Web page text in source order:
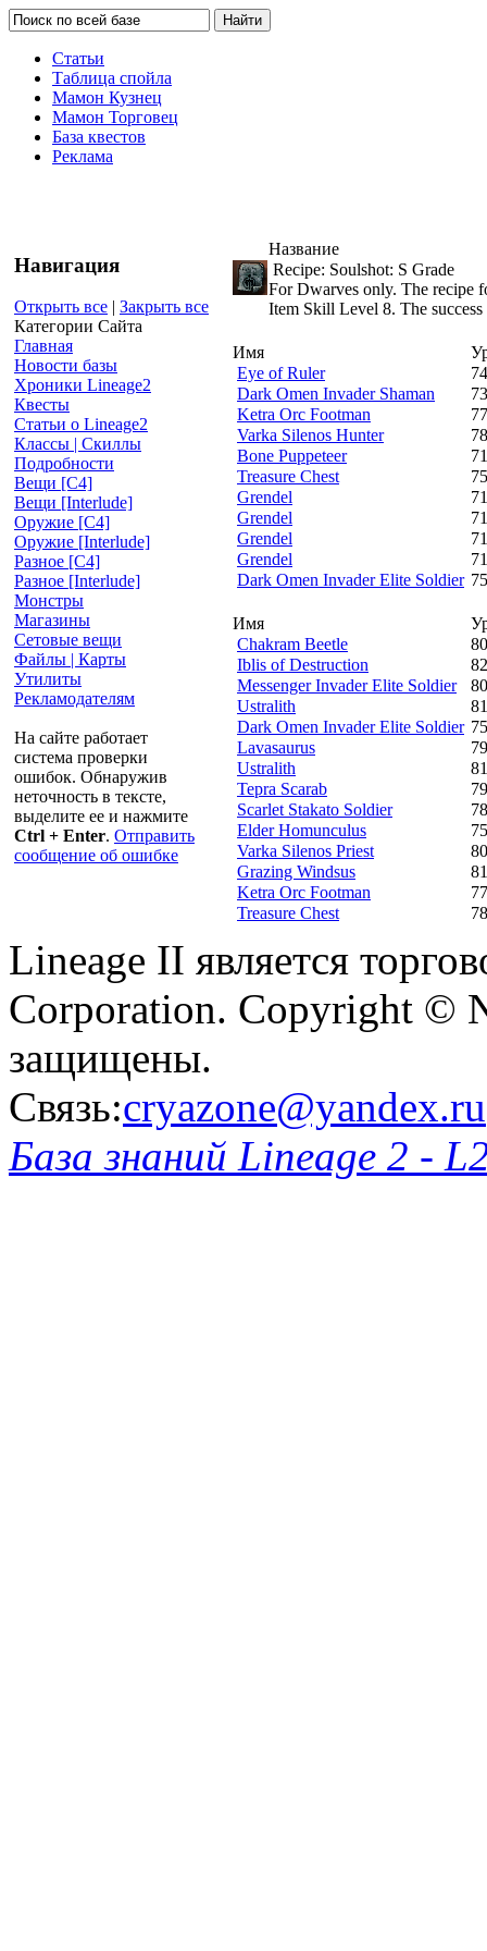
Статьи
Таблица спойла
Мамон Кузнец
Мамон Торговец
База квестов
Реклама
Навигация
Открыть все | Закрыть все
Категории Сайта
Главная
Новости базы
Хроники Lineage2
Квесты
Статьи о Lineage2
Классы | Скиллы
Подробности
Вещи [С4]
Вещи [Interlude]
Оружие [С4]
Оружие [Interlude]
Разное [C4]
Разное [Interlude]
Монстры
Магазины
Сетовые вещи
Файлы | Карты
Утилиты
Рекламодателям
На сайте работает
система проверки
ошибок. Обнаружив
неточность в тексте,
выделите ее и нажмите
Ctrl + Enter. Отправить
сообщение об ошибке
Название
Recipe: Soulshot: S Grade
For Dwarves only. The recipe
Item Skill Level 8. The success
Имя
Eye of Ruler
74
Dark Omen Invader Shaman
73
Ketra Orc Footman
77
Varka Silenos Hunter
78
Bone Puppeteer
71
Treasure Chest
75
Grendel
71
Grendel
71
Grendel
71
Grendel
71
Dark Omen Invader Elite Soldier 75
Имя
Chakram Beetle
80
Iblis of Destruction
82
Messenger Invader Elite Soldier
80
Ustralith
81
Dark Omen Invader Elite Soldier 75
Lavasaurus
79
Ustralith
81
Tepra Scarab
79
Scarlet Stakato Soldier
78
Elder Homunculus
75
Varka Silenos Priest
80
Grazing Windsus
81
Ketra Orc Footman
77
Treasure Chest
78
Lineage II является
Corporation. Copyright ©
защищены.
Связь:cryazone@yandex.ru
База знаний Lineage 2 -